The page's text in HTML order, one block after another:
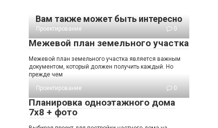
Вам также может быть интересно
Проектирование 0
Межевой план земельного участка
Межевой план земельного участка является важным
документом, который должен получить каждый. Но
прежде чем
Проектирование
0
Планировка одноэтажного дома
7х8 + фото